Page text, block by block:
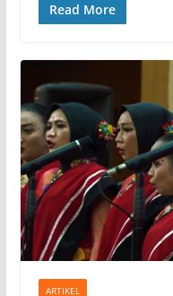
Read More
ARTIKEL